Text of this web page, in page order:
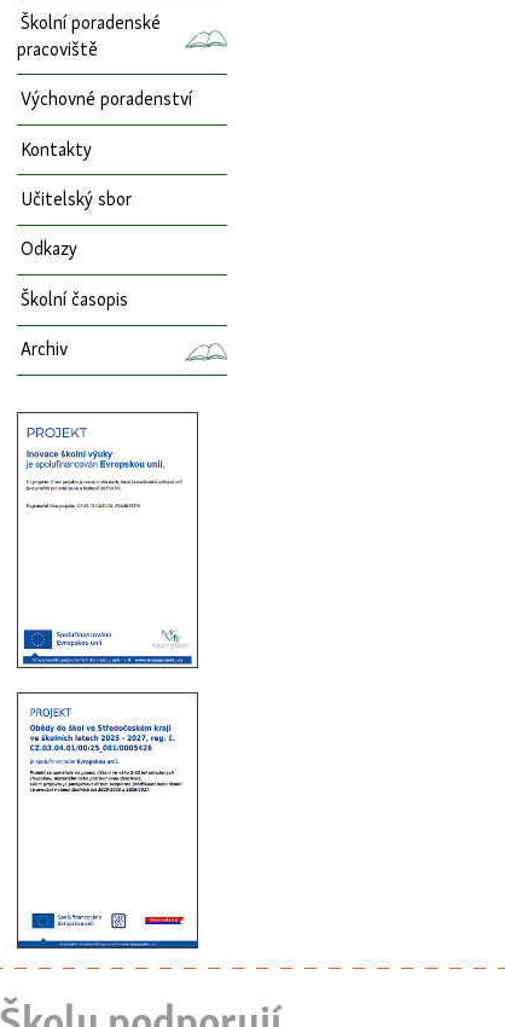
Školní poradenské
pracoviště
Výchovné poradenství
Kontakty
Učitelský sbor
Odkazy
Školní časopis
Archiv